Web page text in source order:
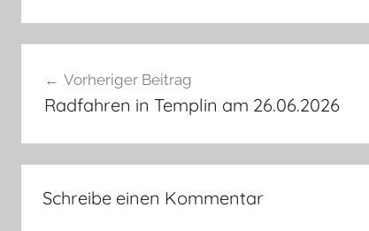
Vorheriger Beitrag
Radfahren in Templin am 26.06.2026
Schreibe einen Kommentar